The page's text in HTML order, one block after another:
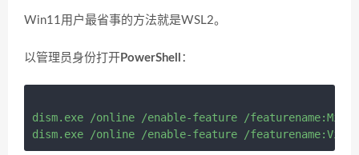
Win11用户最省事的方法就是WSL2。
以管理员身份打开 PowerShell ：
dism.exe /online /enable-feature /